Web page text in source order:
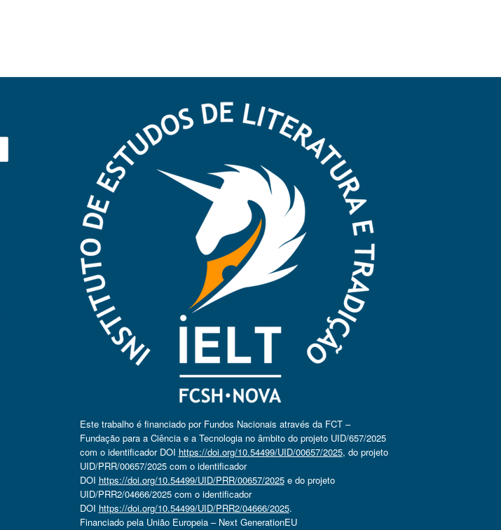
Este trabalho é financiado por Fundos Nacionais através da FCT –
Fundação para a Ciência e a Tecnologia no âmbito do projeto UID/657/2025
com o identificador DOI https://doi.org/10.54499/UID/00657/2025, do projeto
UID/PRR/00657/2025 com o identificador
DOI https://doi.org/10.54499/UID/PRR/00657/2025e do projeto
UID/PRR2/04666/2025 com o identificador
DOI https://doi.org/10.54499/UID/PRR2/04666/2025.
Financiado pela União Europeia – Next GenerationEU